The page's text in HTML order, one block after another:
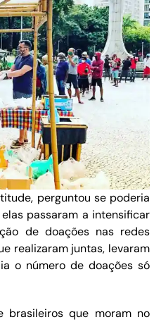
perguntou se poderia
passaram a intensificar
de doações nas redes
realizaram juntas, levaram
o número de doações só
brasileiros que moram no